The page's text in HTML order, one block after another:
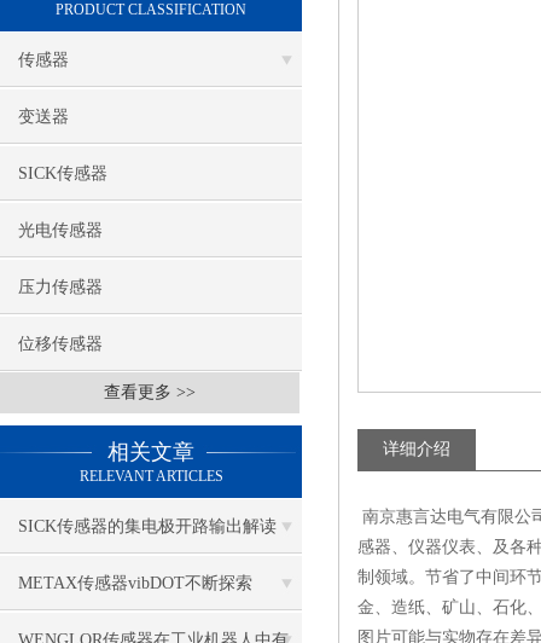
PRODUCT CLASSIFICATION
传感器
变送器
SICK传感器
光电传感器
压力传感器
位移传感器
查看更多 >>
相关文章
RELEVANT ARTICLES
SICK传感器的集电极开路输出解读
METAX传感器vibDOT不断探索
SGD185-1
详细介绍
南京惠言达电气有限公
感器、仪器仪表、及各
制领域。节省了中间环
金、造纸、矿山、石化
图片可能与实物存在差